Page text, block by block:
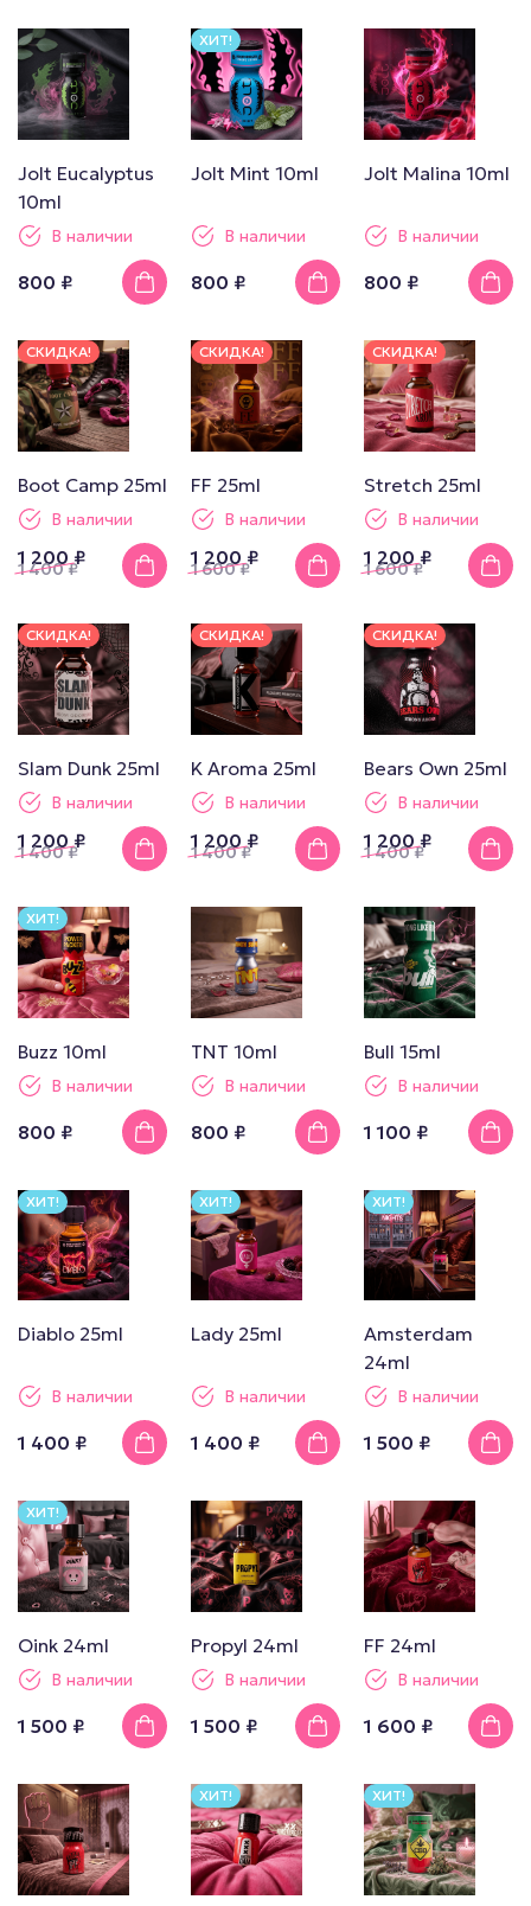
Jolt Eucalyptus
10ml
В наличии
800 ₽
ХИТ!
Jolt Mint 10ml
В наличии
800 ₽
Jolt Malina 10ml
В наличии
800 ₽
СКИДКА!
Boot Camp 25ml
В наличии
1 200 ₽
1 400₽
СКИДКА!
FF 25ml
В наличии
1 200 ₽
1 600₽
СКИДКА!
Stretch 25ml
В наличии
1 200 ₽
1 600₽
СКИДКА!
Slam Dunk 25ml
В наличии
1 200 ₽
1 400₽
СКИДКА!
K Aroma 25ml
В наличии
1 200 ₽
1 400₽
СКИДКА!
Bears Own 25ml
В наличии
1 200 ₽
1 400₽
ХИТ!
Buzz 10ml
В наличии
800 ₽
TNT 10ml
В наличии
800 ₽
Bull 15ml
В наличии
1 100 ₽
ХИТ!
Diablo 25ml
В наличии
1 400 ₽
ХИТ!
Lady 25ml
В наличии
1 400 ₽
ХИТ!
Amsterdam
24ml
В наличии
1 500 ₽
ХИТ!
Oink 24ml
В наличии
1 500 ₽
Propyl 24ml
В наличии
1 500 ₽
FF 24ml
В наличии
1 600 ₽
ХИТ! ХИТ!